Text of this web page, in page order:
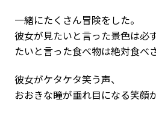
一緒にたくさん冒険をした。
彼女が見たいと言った景色は必
たいと言った食べ物は絶対食べ
彼女がケタケタ笑う声、
おおきな瞳が垂れ目になる笑顔